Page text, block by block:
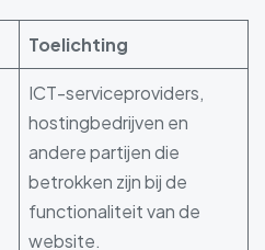
Toelichting
ICT-serviceproviders,
hostingbedrijven en
andere partijen die
betrokken zijn bij de
functionaliteit van de
website.